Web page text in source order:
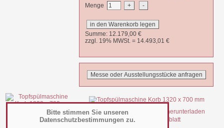
Bitte stimmen Sie unseren
Datenschutzbestimmungen zu.
Menge
Summe: 12.179,00 €
zzgl. 19% MWSt. = 14.493,01 €
file_20667.pdf Datenblatt